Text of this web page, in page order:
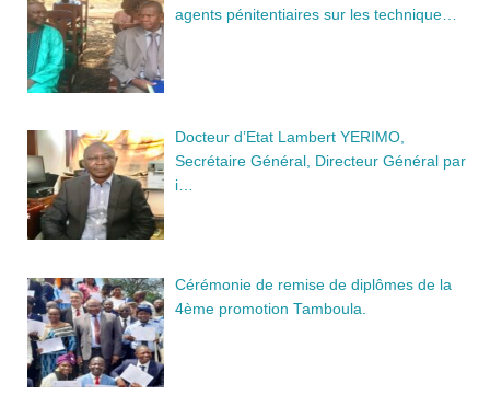
agents pénitentiaires sur les technique…
Docteur d’Etat Lambert YERIMO,
Secrétaire Général, Directeur Général par
i…
Cérémonie de remise de diplômes de la
4ème promotion Tamboula.